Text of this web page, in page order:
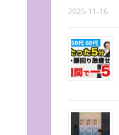
2025-11-16